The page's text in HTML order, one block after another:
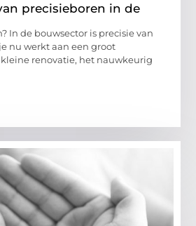
precisieboren in de
In de bouwsector is precisie van
nu werkt aan een groot
renovatie, het nauwkeurig